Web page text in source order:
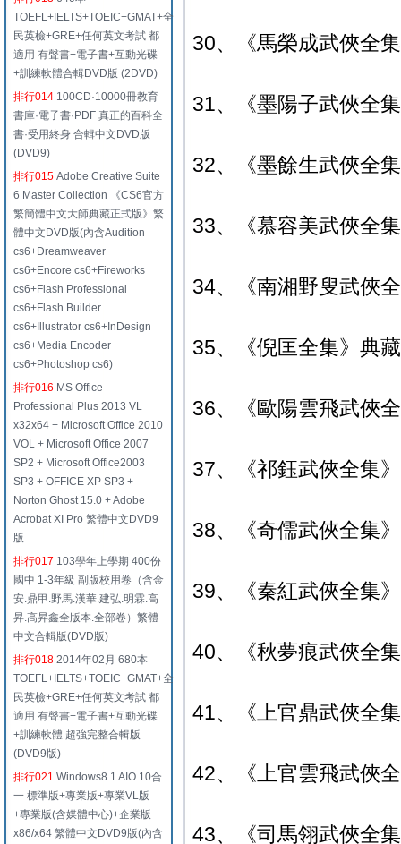
TOEFL+IELTS+TOEIC+GMAT+全
民英檢+GRE+任何英文考試 都
適用 有聲書+電子書+互動光碟
+訓練軟體合輯DVD版 (2DVD)
排行014 100CD·10000冊教育
書庫·電子書·PDF 真正的百科全
書·受用終身 合輯中文DVD版
(DVD9)
排行015 Adobe Creative Suite
6 Master Collection 《CS6官方
繁簡體中文大師典藏正式版》繁
體中文DVD版(內含Audition
cs6+Dreamweaver
cs6+Encore cs6+Fireworks
cs6+Flash Professional
cs6+Flash Builder
cs6+Illustrator cs6+InDesign
cs6+Media Encoder
cs6+Photoshop cs6)
排行016 MS Office
Professional Plus 2013 VL
x32x64 + Microsoft Office 2010
VOL + Microsoft Office 2007
SP2 + Microsoft Office2003
SP3 + OFFICE XP SP3 +
Norton Ghost 15.0 + Adobe
Acrobat XI Pro 繁體中文DVD9
版
排行017 103學年上學期 400份
國中 1-3年級 副版校用卷（含金
安.鼎甲.野馬.漢華.建弘.明霖.高
昇.高昇鑫全版本.全部卷）繁體
中文合輯版(DVD版)
排行018 2014年02月 680本
TOEFL+IELTS+TOEIC+GMAT+全
民英檢+GRE+任何英文考試 都
適用 有聲書+電子書+互動光碟
+訓練軟體 超強完整合輯版
(DVD9版)
排行021 Windows8.1 AIO 10合
一 標準版+專業版+專業VL版
+專業版(含媒體中心)+企業版
x86/x64 繁體中文DVD9版(內含
30、《馬榮成武俠全
31、《墨陽子武俠全
32、《墨餘生武俠全
33、《慕容美武俠全
34、《南湘野叟武俠
35、《倪匡全集》典
36、《歐陽雲飛武俠
37、《祁鈺武俠全集
38、《奇儒武俠全集
39、《秦紅武俠全集
40、《秋夢痕武俠全
41、《上官鼎武俠全
42、《上官雲飛武俠
43、《司馬翎武俠全